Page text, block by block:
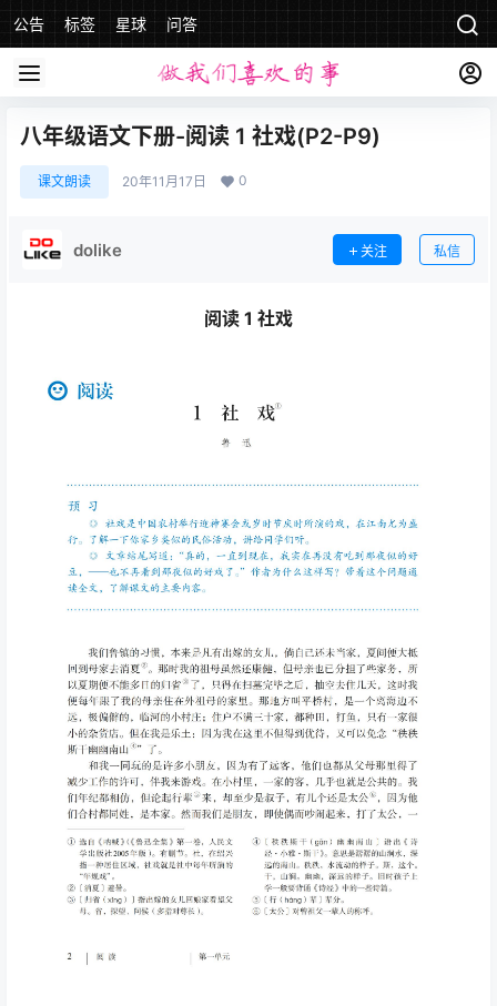
公告 标签 星球 问答
八年级语文下册-阅读 1 社戏(P2-P9)
课文朗读 20年11月17日 0
dolike 关注 私信
阅读 1 社戏